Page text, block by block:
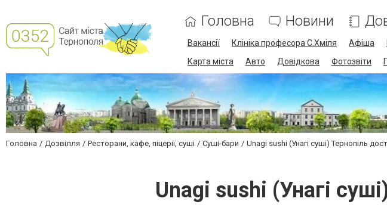
Головна Новини
Вакансії Клініка професора С.Хміля Афіша
Карта міста
Авто Довідкова Фотозвіти
Головна Дозвілля Ресторани, кафе, піцерії, суші Суші-бари Unagi sushi (Унагі суші) Тернопіль
Unagi sushi (Унагі